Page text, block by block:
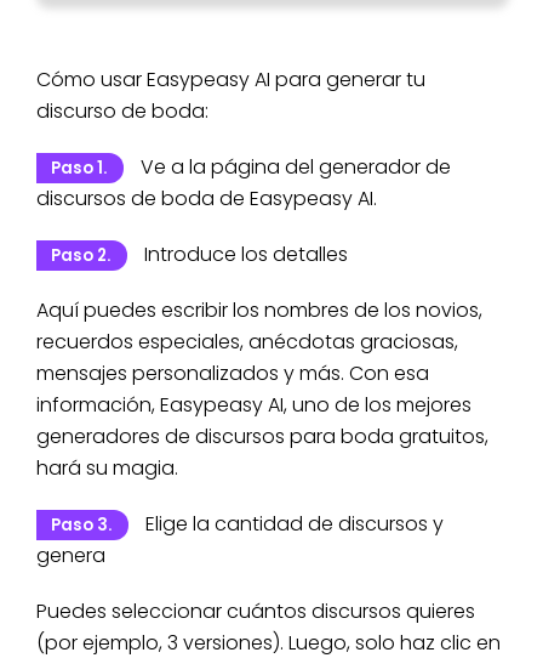
Cómo usar Easypeasy AI para generar tu
discurso de boda:
Paso 1.
Ve a la página del generador de
discursos de boda de Easypeasy AI.
Paso 2.
Introduce los detalles
Aquí puedes escribir los nombres de los novios,
recuerdos especiales, anécdotas graciosas,
mensajes personalizados y más. Con esa
información, Easypeasy AI, uno de los mejores
generadores de discursos para boda gratuitos,
hará su magia.
Paso 3.
Elige la cantidad de discursos y
genera
Puedes seleccionar cuántos discursos quieres
(por ejemplo, 3 versiones). Luego, solo haz clic en